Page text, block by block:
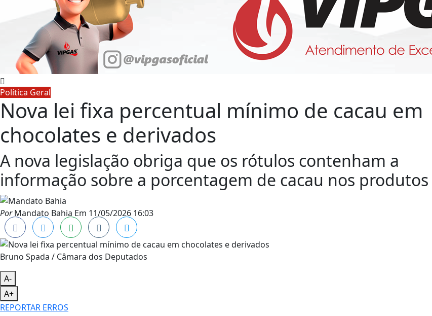
Política Geral
Nova lei fixa percentual mínimo de cacau em
chocolates e derivados
A nova legislação obriga que os rótulos contenham a
informação sobre a porcentagem de cacau nos produtos
PorMandato Bahia Em 11/05/2026 16:03
Bruno Spada / Câmara dos Deputados
A-
A+
REPORTAR ERROS